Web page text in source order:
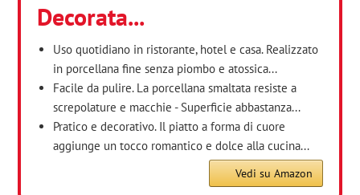
Decorata...
Uso quotidiano in ristorante, hotel e casa. Realizzato
in porcellana fine senza piombo e atossica...
Facile da pulire. La porcellana smaltata resiste a
screpolature e macchie - Superficie abbastanza...
Pratico e decorativo. Il piatto a forma di cuore
aggiunge un tocco romantico e dolce alla cucina...
Vedi su Amazon